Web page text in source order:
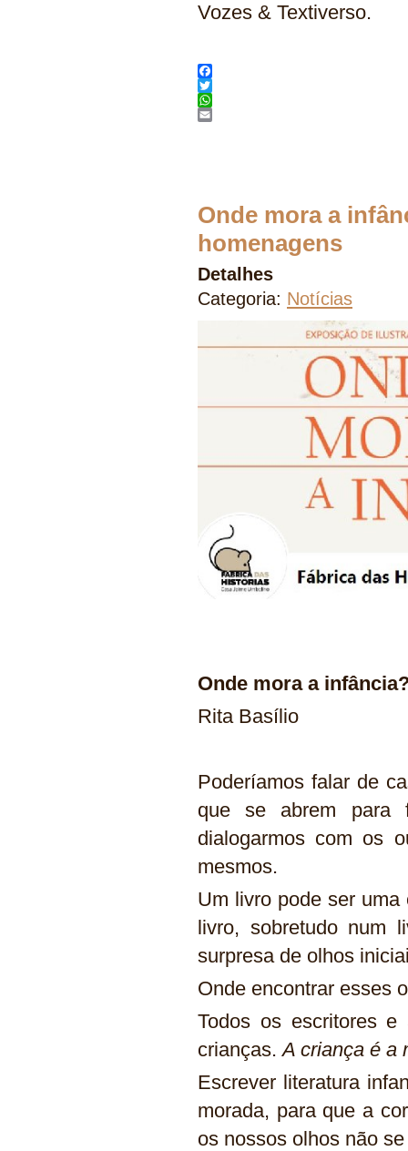
Vozes & Textiverso.
Facebook
Twitter
WhatsApp
Onde mora a
homenagens
Detalhes
Categoria: Notícias
Onde mora a
Rita Basílio
Poderíamos falar de
que se abrem para
dialogarmos com os
mesmos.
Um livro pode ser
livro, sobretudo num
surpresa de olhos
Onde encontrar esses
Todos os escritores e
crianças.A criança é a
Escrever literatura
morada, para que a
os nossos olhos não